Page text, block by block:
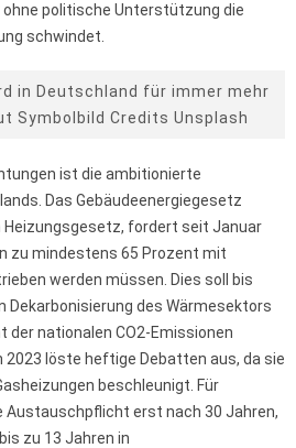
politische Unterstützung die
schwindet.
in Deutschland für immer mehr
Symbolbild Credits Unsplash
ist die ambitionierte
Das Gebäudeenergiegesetz
Heizungsgesetz, fordert seit Januar
zu mindestens 65 Prozent mit
werden müssen. Dies soll bis
Dekarbonisierung des Wärmesektors
der nationalen CO2-Emissionen
2023 löste heftige Debatten aus, da sie
beschleunigt. Für
Austauschpflicht erst nach 30 Jahren,
zu 13 Jahren in